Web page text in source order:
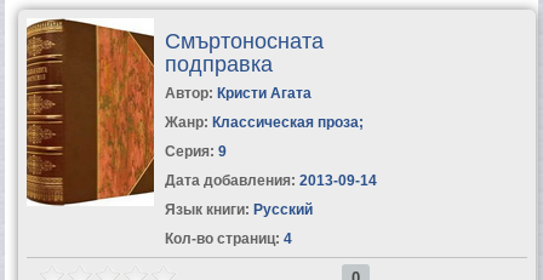
Смъртоносната
подправка
Автор: Кристи Агата
Жанр: Классическая проза;
Серия: 9
Дата добавления: 2013-09-14
Язык книги: Русский
Кол-во страниц: 4